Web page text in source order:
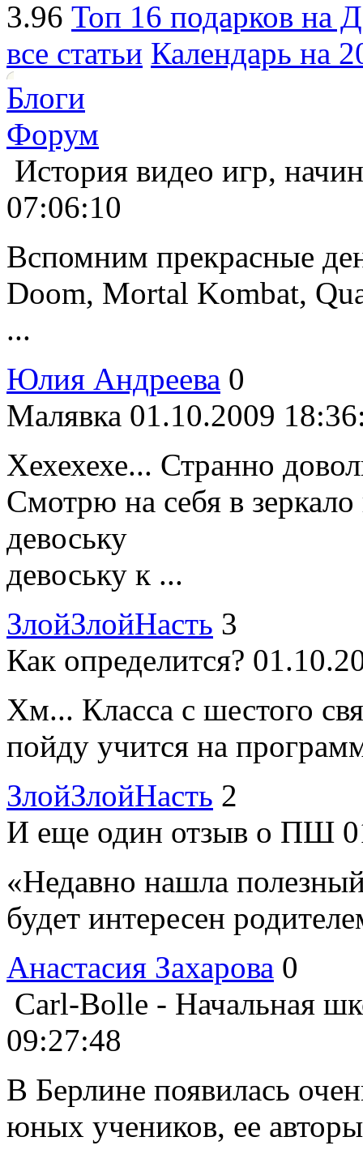
3.96 Топ 16 подарков на
все статьи Календарь на
Блоги
Форум
История видео игр,
07:06:10
Вспомним прекрасные
Doom, Mortal Kombat,
...
Юлия Андреева 0
Малявка 01.10.2009
Хехехехе... Странно
Смотрю на себя в
девоську
девоську к ...
ЗлойЗлойНасть 3
Как определится?
Хм... Класса с шестого
пойду учится на
ЗлойЗлойНасть 2
И еще один отзыв о ПШ
«Недавно нашла
будет интересен
Анастасия Захарова 0
Carl-Bolle - Начальная
09:27:48
В Берлине появилась
юных учеников, ее